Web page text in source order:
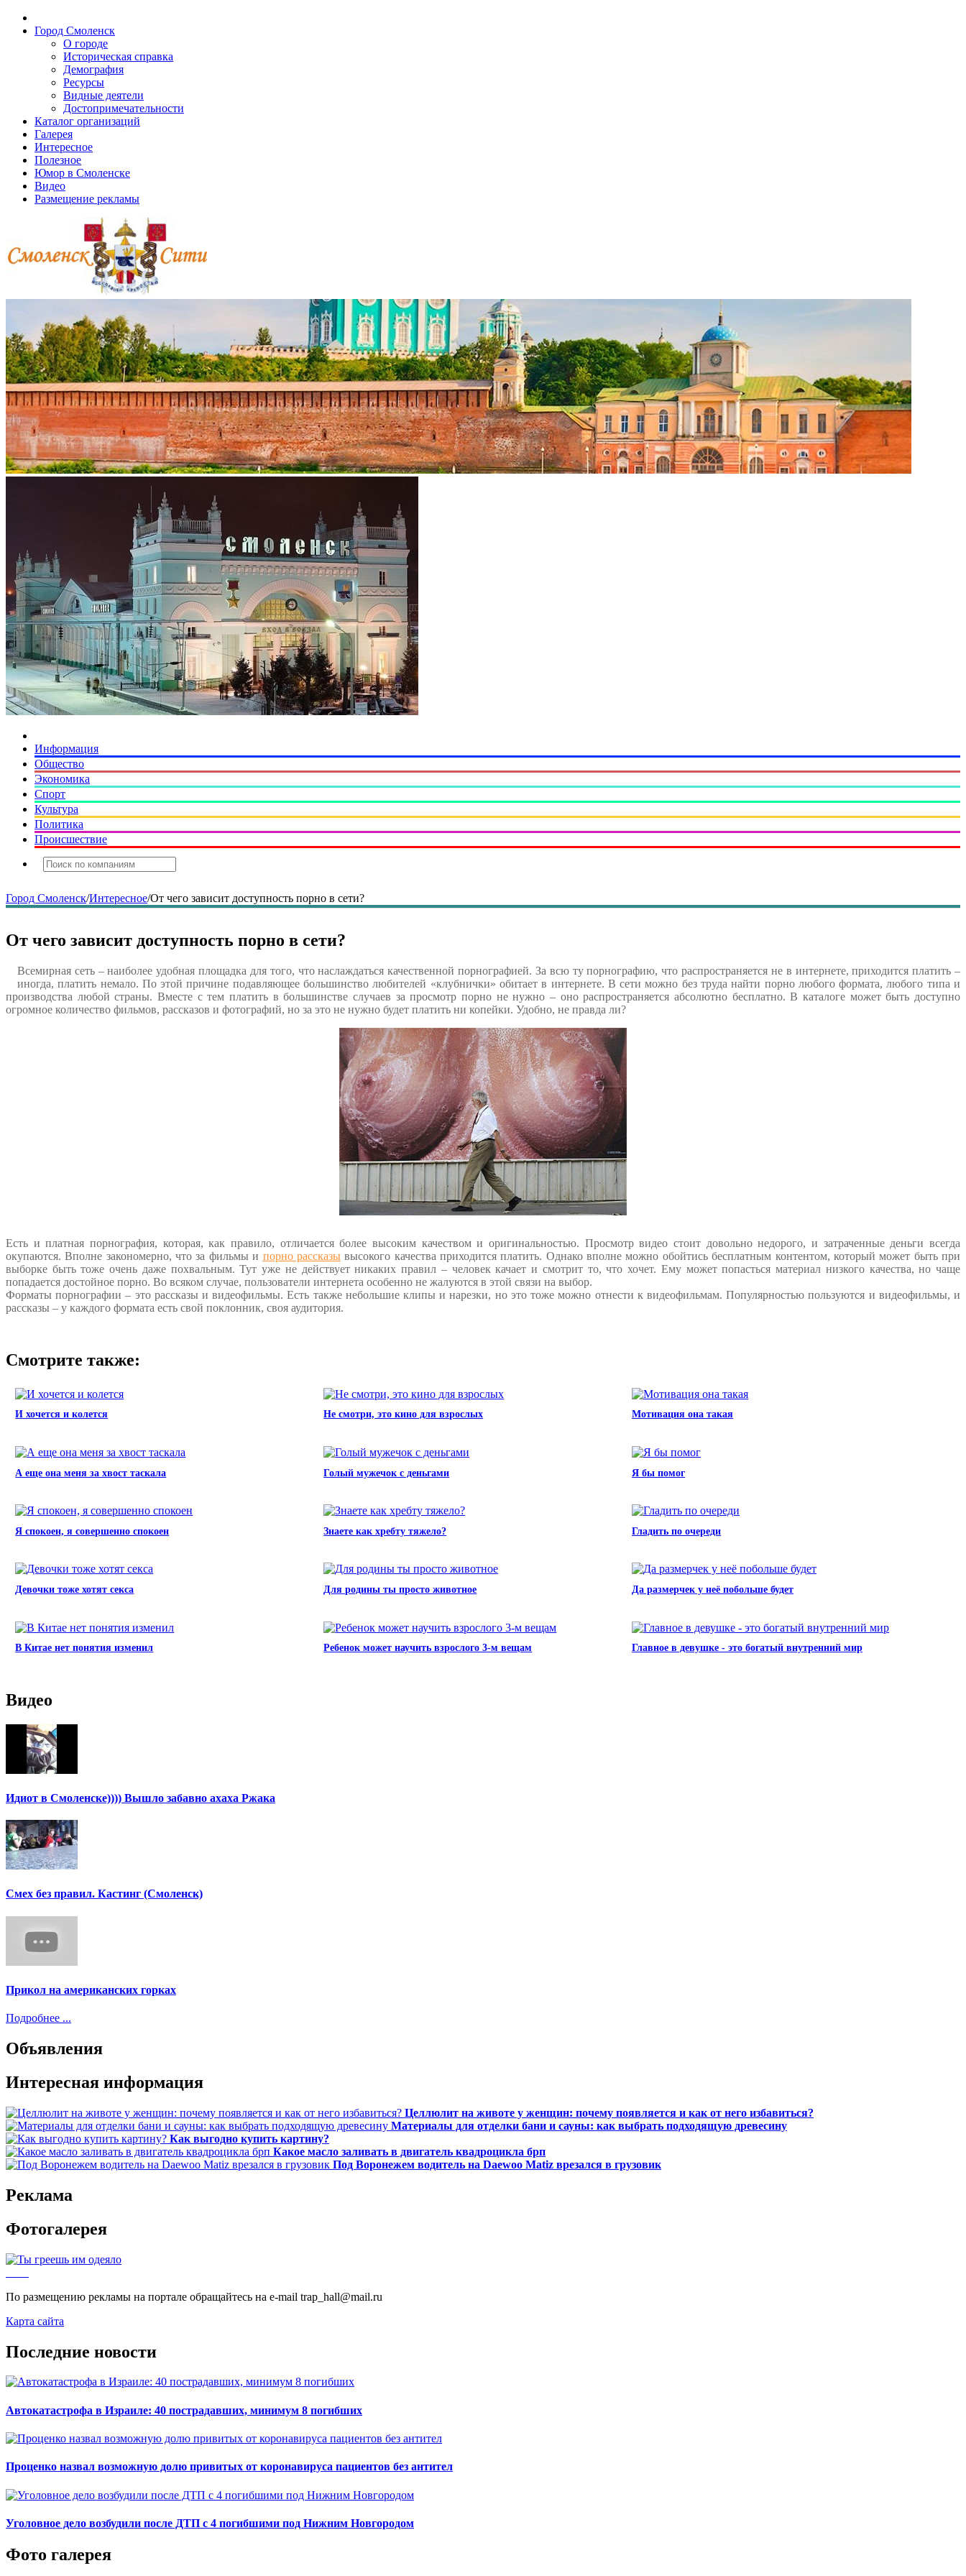
Город Смоленск
О городе
Историческая справка
Демография
Ресурсы
Видные деятели
Достопримечательности
Каталог организаций
Галерея
Интересное
Полезное
Юмор в Смоленске
Видео
Размещение рекламы
Информация
Общество
Экономика
Спорт
Культура
Политика
Происшествие
Город Смоленск/Интересное/От чего зависит доступность порно в сети?
От чего зависит доступность порно в сети?
Всемирная сеть – наиболее удобная площадка для того, что наслаждаться качественной порнографией. За всю ту порнографию, что распространяется не в интернете, приходится платить –
иногда, платить немало. По этой причине подавляющее большинство любителей «клубнички» обитает в интернете. В сети можно без труда найти порно любого формата, любого типа и
производства любой страны. Вместе с тем платить в большинстве случаев за просмотр порно не нужно – оно распространяется абсолютно бесплатно. В каталоге может быть доступно
огромное количество фильмов, рассказов и фотографий, но за это не нужно будет платить ни копейки. Удобно, не правда ли?
Есть и платная порнография, которая, как правило, отличается более высоким качеством и оригинальностью. Просмотр видео стоит довольно недорого, и затраченные деньги всегда
окупаются. Вполне закономерно, что за фильмы и порно рассказывысокого качества приходится платить. Однако вполне можно обойтись бесплатным контентом, который может быть при
выборке быть тоже очень даже похвальным. Тут уже не действует никаких правил – человек качает и смотрит то, что хочет. Ему может попасться материал низкого качества, но чаще
попадается достойное порно. Во всяком случае, пользователи интернета особенно не жалуются в этой связи на выбор.
Форматы порнографии – это рассказы и видеофильмы. Есть также небольшие клипы и нарезки, но это тоже можно отнести к видеофильмам. Популярностью пользуются и видеофильмы, и
рассказы – у каждого формата есть свой поклонник, своя аудитория.
Смотрите также:
И хочется и колется Не смотри, это кино для взрослых Мотивация она такая
А еще она меня за хвост таскала Голый мужечок с деньгами Я бы помог
Я спокоен, я совершенно спокоен Знаете как хребту тяжело? Гладить по очереди
Девочки тоже хотят секса Для родины ты просто животное Да размерчек у неё побольше будет
В Китае нет понятия изменил Ребенок может научить взрослого 3-м вещам Главное в девушке - это богатый внутренний мир
Видео
Идиот в Смоленске)))) Вышло забавно ахаха Ржака
Смех без правил. Кастинг (Смоленск)
Прикол на американских горках
Подробнее ...
Объявления
Интересная информация
Целлюлит на животе у женщин: почему появляется и как от него избавиться?
Материалы для отделки бани и сауны: как выбрать подходящую древесину
Как выгодно купить картину?
Какое масло заливать в двигатель квадроцикла брп
Под Воронежем водитель на Daewoo Matiz врезался в грузовик
Реклама
Фотогалерея
По размещению рекламы на портале обращайтесь на e-mail trap_hall@mail.ru
Карта сайта
Последние новости
Автокатастрофа в Израиле: 40 пострадавших, минимум 8 погибших
Проценко назвал возможную долю привитых от коронавируса пациентов без антител
Уголовное дело возбудили после ДТП с 4 погибшими под Нижним Новгородом
Фото галерея